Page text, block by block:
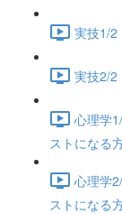
実技1/
実技2/
心理学
ストになる
心理学
ストになる